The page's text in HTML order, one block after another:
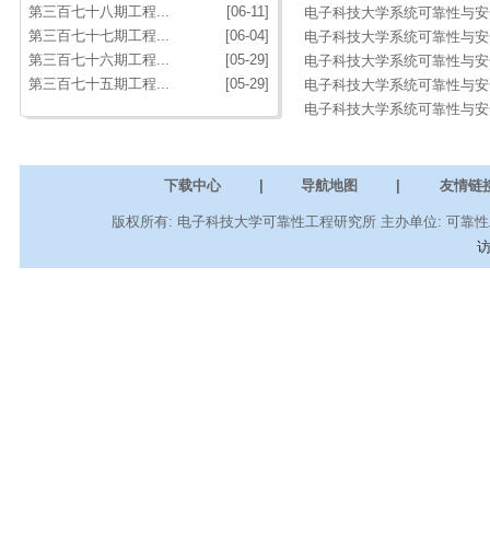
第三百七十八期工程...
[06-11]
第三百七十七期工程...
[06-04]
第三百七十六期工程...
[05-29]
第三百七十五期工程...
[05-29]
电子科技大学系统可靠性与
电子科技大学系统可靠性与
电子科技大学系统可靠性与
电子科技大学系统可靠性与
电子科技大学系统可靠性与
下载中心 导航地图 友情链
版权所有: 电子科技大学可靠性工程研究所 主办单位: 可靠